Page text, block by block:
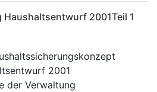
2001Teil 1
2001
der Verwaltung